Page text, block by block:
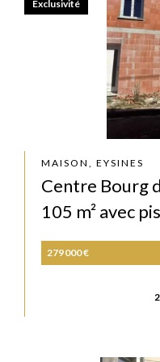
MAISON, EYSINES
Centre Bourg
105 m² avec
279 000 €
Exclusivité